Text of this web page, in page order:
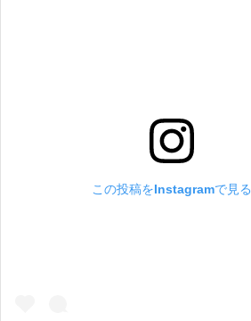
この投稿をInstagramで見る